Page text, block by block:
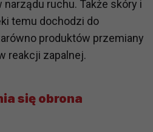
ruchu. Także skóry i
temu dochodzi do
produktów przemiany
reakcji zapalnej.
się obrona